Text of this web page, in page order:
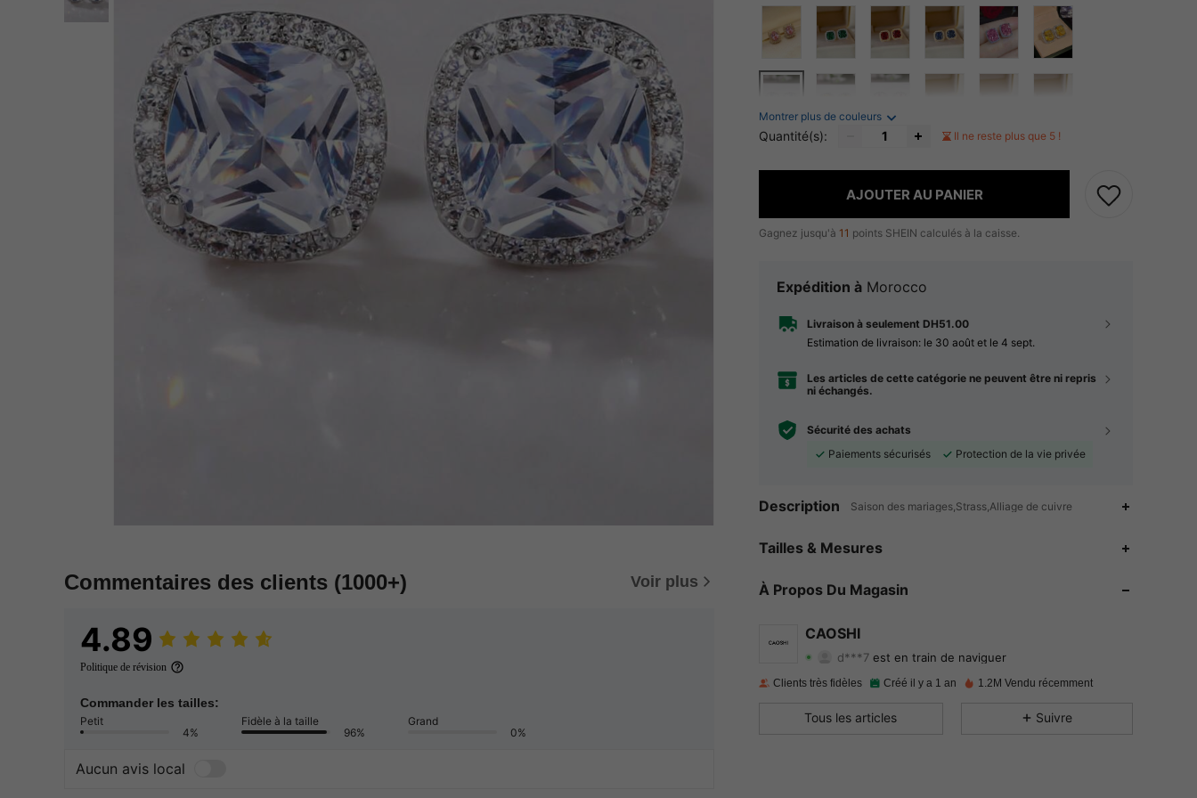
Commentaires des clients (1000+) Voir plus
4.89
Politique de révision
Commander les tailles:
Petit
4%
Fidèle à la taille
96%
Grand
0%
Aucun avis local
Montrer plus de couleurs
Quantité(s): Il ne reste plus que 5 !
AJOUTER AU PANIER
Gagnez jusqu'à 11 points SHEIN calculés à la caisse.
Expédition à Morocco
Livraison à seulement DH51.00
Estimation de livraison: le 30 août et le 4 sept.
Les articles de cette catégorie ne peuvent être ni repris
ni échangés.
Sécurité des achats
Paiements sécurisés
Protection de la vie privée
Description Saison des mariages,Strass,Alliage de cuivre
Tailles & Mesures
À Propos Du Magasin
CAOSHI
4.91 Evaluation 2.9KArticles 65K
Clients très fidèles Créé il y a 1 an 1.2M Vendu récemment
Tous les articles Suivre